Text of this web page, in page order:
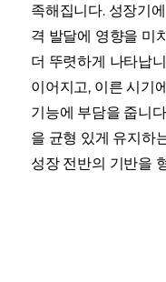
족해집니다. 성장기
격 발달에 영향을 미
더 뚜렷하게 나타납
이어지고, 이른 시기
기능에 부담을 줍니
을 균형 있게 유지하
성장 전반의 기반을